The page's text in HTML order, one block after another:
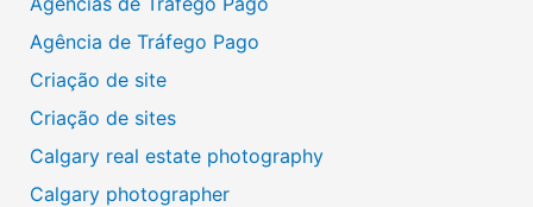
Agência de Tráfego Pago
Criação de site
Criação de sites
Calgary real estate photography
Calgary photographer